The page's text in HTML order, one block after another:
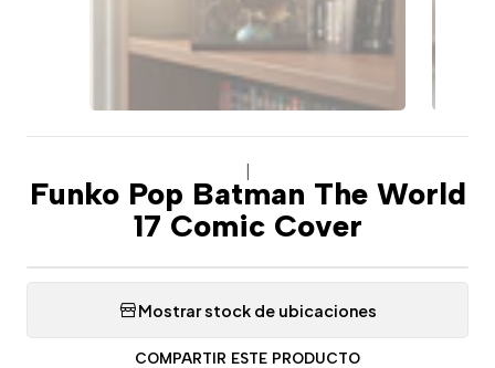
Funko Pop Batman The World
17 Comic Cover
Mostrar stock de ubicaciones
COMPARTIR ESTE PRODUCTO